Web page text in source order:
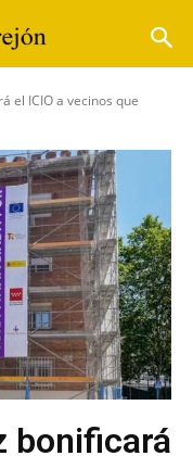
el ICIO a vecinos que
bonificará